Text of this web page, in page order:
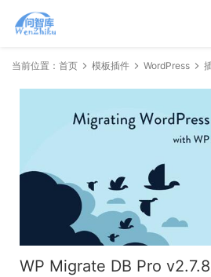
当前位置： 首页 模板插件 WordPress
WP Migrate DB Pro